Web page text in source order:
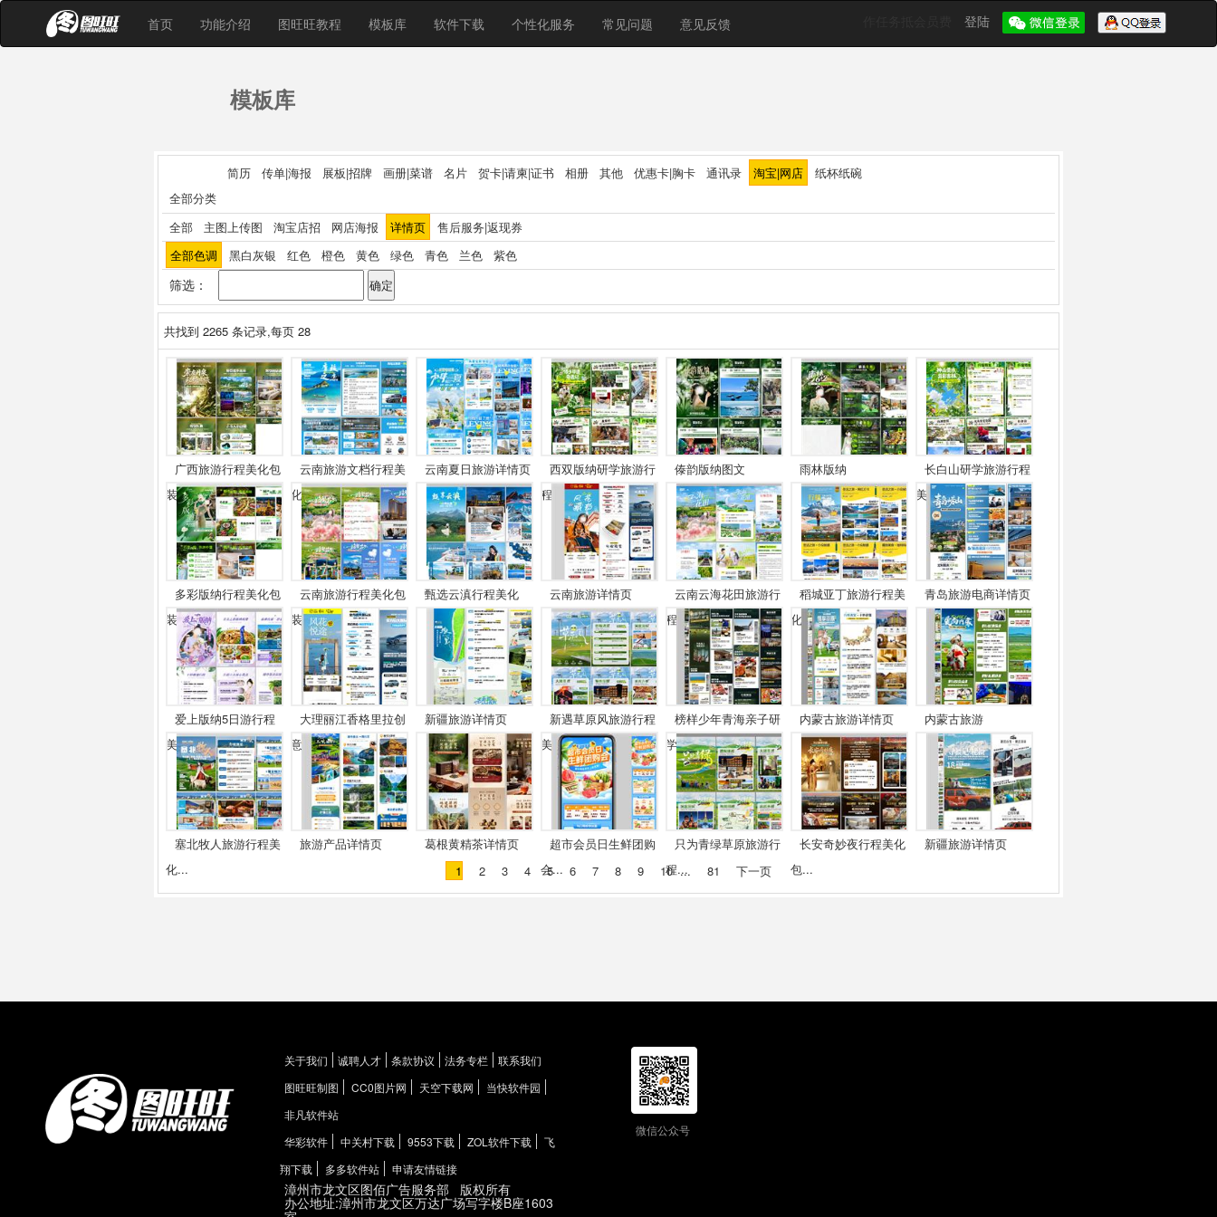
首页 功能介绍 图旺旺教程 模板库 软件下载 个性化服务 常见问题 意见反馈 登陆
模板库
全部分类
简历 传单|海报 展板|招牌 画册|菜谱 名片 贺卡|请柬|证书 相册 其他 优惠卡|胸卡 通讯录 淘宝|网店 纸杯纸碗
全部 主图上传图 淘宝店招 网店海报 详情页
售后服务|返现券
全部色调
黑白灰银 红色 橙色 黄色 绿色 青色 兰色 紫色
筛选：
共找到 2265 条记录,每页 28
广西旅游行程美化包
装
云南旅游文档行程美
化...
云南夏日旅游详情页
西双版纳研学旅游行
程...
傣韵版纳图文 雨林版纳
长白山研学旅游行程
美...
多彩版纳行程美化包
装
云南旅游行程美化包
装
甄选云滇行程美化 云南旅游详情页
云南云海花田旅游行
程...
稻城亚丁旅游行程美
化...
青岛旅游电商详情页
爱上版纳5日游行程
美...
大理丽江香格里拉创
意...
新疆旅游详情页
新遇草原风旅游行程
美...
榜样少年青海亲子研
学...
内蒙古旅游详情页 内蒙古旅游
塞北牧人旅游行程美
化...
旅游产品详情页 葛根黄精茶详情页
超市会员日生鲜团购
会...
只为青绿草原旅游行
程...
长安奇妙夜行程美化
包...
新疆旅游详情页
1
2 3 4 5 6 7 8 9 10 ... 81 下一页
关于我们 诚聘人才 条款协议 法务专栏
联系我们
图旺旺制图
CC0图片网 天空下载网
当快软件园
非凡软件站
华彩软件
中关村下载 9553下载 ZOL软件下载
飞
翔下载
多多软件站 申请友情链接
漳州市龙文区图佰广告服务部 版权所有
办公地址:漳州市龙文区万达广场写字楼B座1603
微信公众号